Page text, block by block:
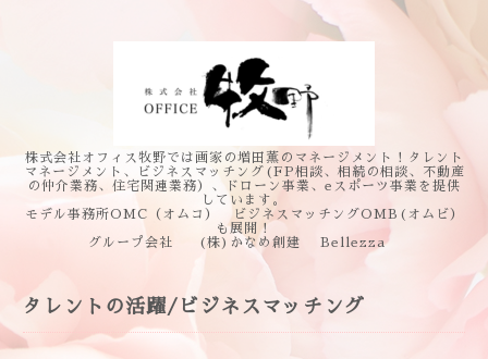
株式会社オフィス牧野では画家の増田薫のマネージメント！タレント
マネージメント、ビジネスマッチング(FP相談、相続の相談、不動産
の仲介業務、住宅関連業務）、ドローン事業、eスポーツ事業を提供
しています。
モデル事務所OMC（オムコ） ビジネスマッチングOMB(オムビ）
も展開！
グループ会社 (株)かなめ創建 Bellezza
タレントの活躍/ビジネスマッチング